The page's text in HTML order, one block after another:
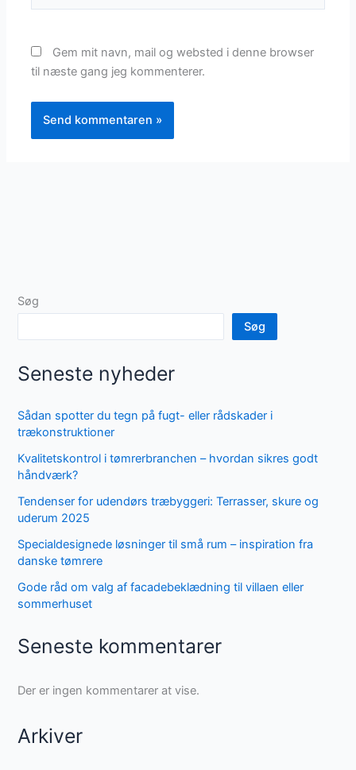
Gem mit navn, mail og websted i denne browser
til næste gang jeg kommenterer.
Søg
Søg
Seneste nyheder
Sådan spotter du tegn på fugt- eller rådskader i
trækonstruktioner
Kvalitetskontrol i tømrerbranchen – hvordan sikres godt
håndværk?
Tendenser for udendørs træbyggeri: Terrasser, skure og
uderum 2025
Specialdesignede løsninger til små rum – inspiration fra
danske tømrere
Gode råd om valg af facadebeklædning til villaen eller
sommerhuset
Seneste kommentarer
Der er ingen kommentarer at vise.
Arkiver